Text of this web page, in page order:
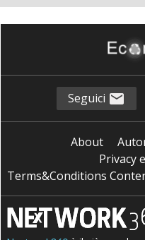
Seguici
About
Privacy
Terms&Conditions